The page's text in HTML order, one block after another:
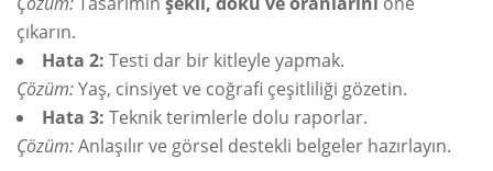
çıkarın.
Hata 2: Testi dar bir kitleyle yapmak.
Çözüm:Yaş, cinsiyet ve coğrafi çeşitliliği gözetin.
Hata 3: Teknik terimlerle dolu raporlar.
Çözüm:Anlaşılır ve görsel destekli belgeler hazırlayın.